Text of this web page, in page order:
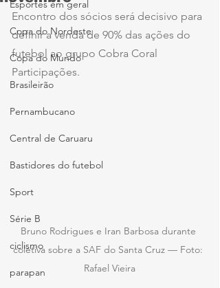
Esportes em geral
Copa do Nordeste
Copa do Mundo
Brasileirão
Pernambucano
Central de Caruaru
Bastidores do futebol
Sport
Série B
ciclismo
parapan
Encontro dos sócios será decisivo para
definir a venda de 90% das ações do
futebol ao grupo Cobra Coral
Participações.
Bruno Rodrigues e Iran Barbosa durante
coletiva sobre a SAF do Santa Cruz — Foto:
Rafael Vieira